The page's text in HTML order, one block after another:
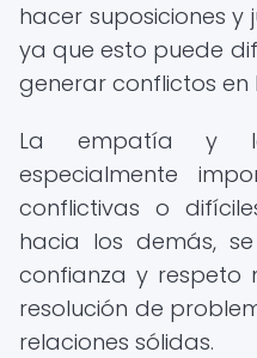
hacer suposiciones
ya que esto puede
generar conflictos en
La empatía y
especialmente
conflictivas o
hacia los demás,
confianza y respeto
resolución de
relaciones sólidas.